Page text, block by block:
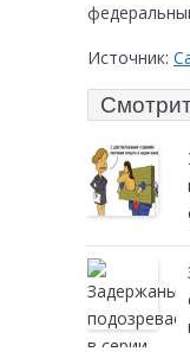
Источник: